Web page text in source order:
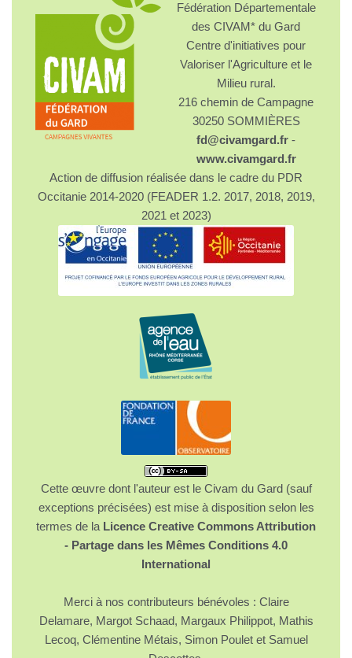
Fédération Départementale
des CIVAM* du Gard
Centre d'initiatives pour
Valoriser l'Agriculture et le
Milieu rural.
216 chemin de Campagne
30250 SOMMIÈRES
fd@civamgard.fr -
www.civamgard.fr
Action de diffusion réalisée dans le cadre du PDR
Occitanie 2014-2020 (FEADER 1.2. 2017, 2018, 2019,
2021 et 2023)
Cette œuvre dont l'auteur est le Civam du Gard (sauf
exceptions précisées) est mise à disposition selon les
termes de la Licence Creative Commons Attribution
- Partage dans les Mêmes Conditions 4.0
International
Merci à nos contributeurs bénévoles : Claire
Delamare, Margot Schaad, Margaux Philippot, Mathis
Lecoq, Clémentine Métais, Simon Poulet et Samuel